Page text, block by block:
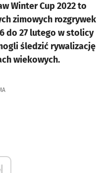
Winter Cup 2022 to
zimowych rozgrywek
do 27 lutego w stolicy
śledzić rywalizację
wiekowych.